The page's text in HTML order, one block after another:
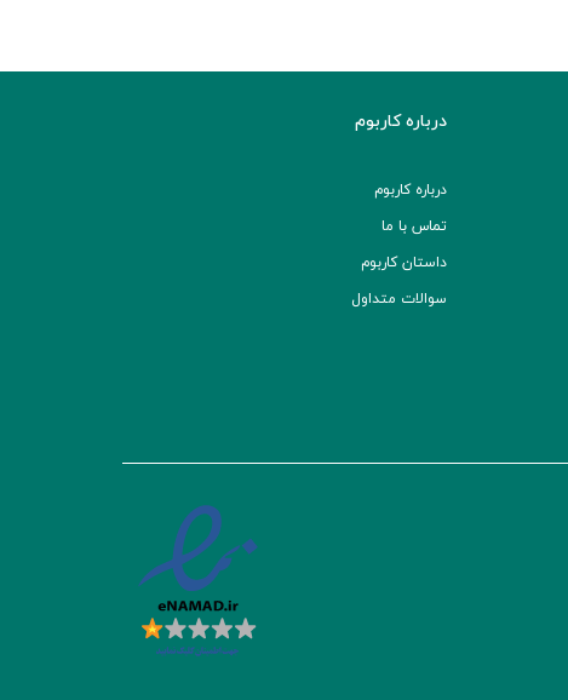
درباره کاربوم
درباره کاربوم
تماس با ما
داستان کاربوم
سوالات متداول